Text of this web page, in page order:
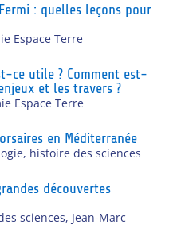
: quelles leçons pour
Espace Terre
ce utile ? Comment est-
et les travers ?
Espace Terre
en Méditerranée
histoire des sciences
découvertes
sciences, Jean-Marc